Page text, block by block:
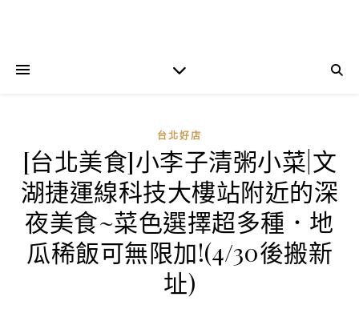
台北好店
[台北美食]小李子清粥小菜|文
湖捷運線科技大樓站附近的深
夜美食~菜色選擇超多種．地
瓜稀飯可無限加!(4/30後搬新
址)